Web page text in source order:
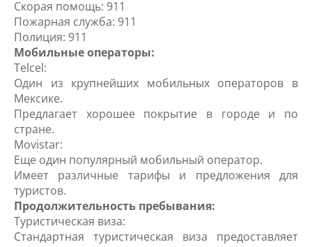
Скорая помощь: 911
Пожарная служба: 911
Полиция: 911
Мобильные операторы:
Telcel:
Один из крупнейших мобильных операторов в
Мексике.
Предлагает хорошее покрытие в городе и по
стране.
Movistar:
Еще один популярный мобильный оператор.
Имеет различные тарифы и предложения для
туристов.
Продолжительность пребывания:
Туристическая виза:
Стандартная туристическая виза предоставляет